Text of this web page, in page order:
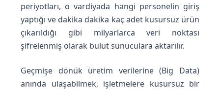
periyotları, o vardiyada hangi personelin giriş
yaptığı ve dakika dakika kaç adet kusursuz ürün
çıkarıldığı gibi milyarlarca veri noktası
şifrelenmiş olarak bulut sunuculara aktarılır.
Geçmişe dönük üretim verilerine (Big Data)
anında ulaşabilmek, işletmelere kusursuz bir